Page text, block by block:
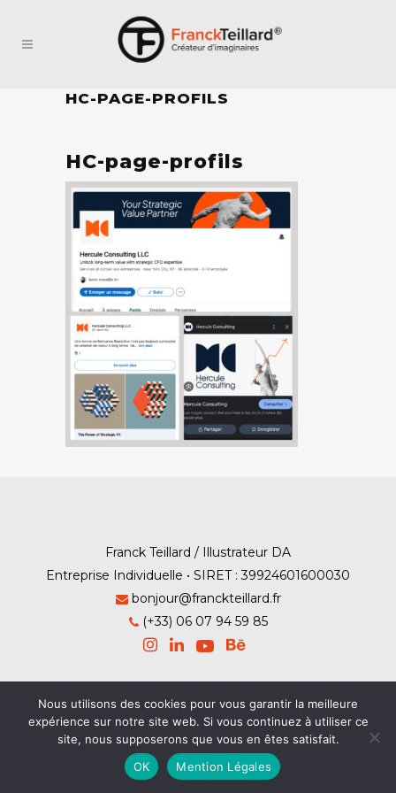
HC-PAGE-PROFILS
HC-page-profils
Franck Teillard / Illustrateur DA
Entreprise Individuelle • SIRET : 39924601600030
bonjour@franckteillard.fr
(+33) 06 07 94 59 85
Mention Légales -Contact
© Franck Teillard 2026
Nous utilisons des cookies pour vous garantir la meilleure
expérience sur notre site web. Si vous continuez à utiliser ce
site, nous supposerons que vous en êtes satisfait.
OK
Mention Légales